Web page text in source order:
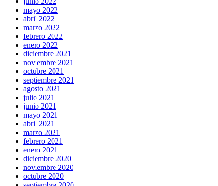
mayo 2022
abril 2022
marzo 2022
febrero 2022
enero 2022
diciembre 2021
noviembre 2021
octubre 2021
septiembre 2021
agosto 2021
julio 2021
junio 2021
mayo 2021
abril 2021
marzo 2021
febrero 2021
enero 2021
diciembre 2020
noviembre 2020
octubre 2020